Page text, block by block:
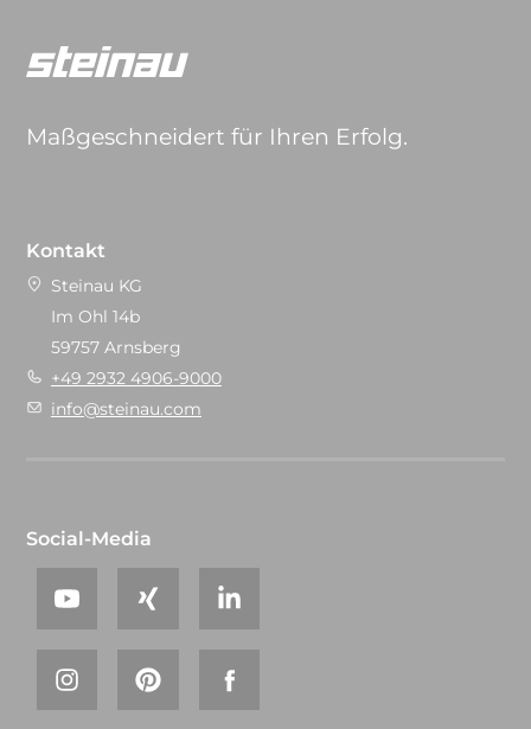
Maßgeschneidert für Ihren Erfolg.
Kontakt
Steinau KG
Im Ohl 14b
59757 Arnsberg
+49 2932 4906-9000
info@steinau.com
Social-Media